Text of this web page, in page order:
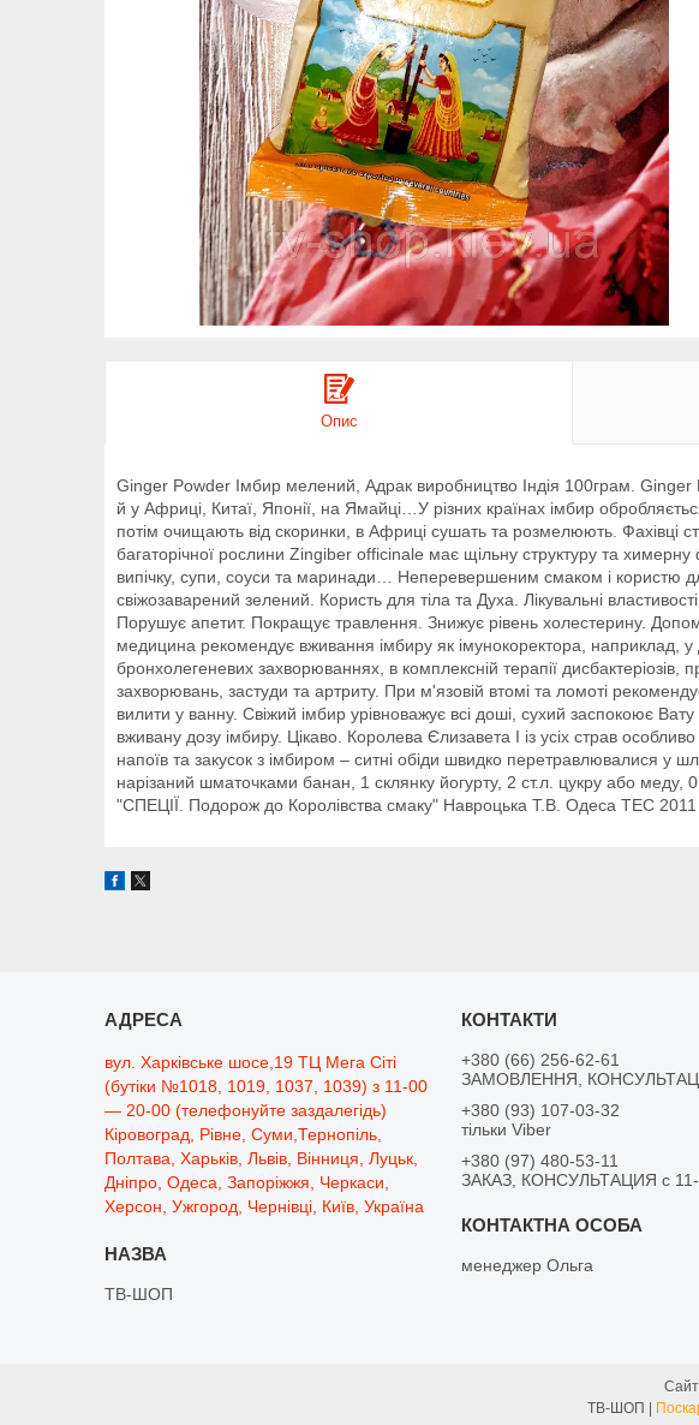
Опис
Ginger Powder Імбир мелений, Адрак виробництво Індія 100грам. Ginger
й у Африці, Китаї, Японії, на Ямайці…У різних країнах імбир
потім очищають від скоринки, в Африці сушать та розмелюють. Фахівці
багаторічної рослини Zingiber officinale має щільну структуру та
випічку, супи, соуси та маринади… Неперевершеним смаком і користю
свіжозаварений зелений. Користь для тіла та Духа. Лікувальні
Порушує апетит. Покращує травлення. Знижує рівень холестерину.
медицина рекомендує вживання імбиру як імунокоректора, наприклад, у
бронхолегеневих захворюваннях, в комплексній терапії дисбактеріозів,
захворювань, застуди та артриту. При м'язовій втомі та ломоті
вилити у ванну. Свіжий імбир урівноважує всі доші, сухий заспокоює
вживану дозу імбиру. Цікаво. Королева Єлизавета I із усіх страв
напоїв та закусок з імбиром – ситні обіди швидко перетравлювалися у
нарізаний шматочками банан, 1 склянку йогурту, 2 ст.л. цукру або меду,
"СПЕЦІЇ. Подорож до Королівства смаку" Навроцька Т.В. Одеса ТЕС 2011
вул. Харківське шосе,19 ТЦ Мега Сіті
(бутіки №1018, 1019, 1037, 1039) з 11-00
— 20-00 (телефонуйте заздалегідь)
Кіровоград, Рівне, Суми,Тернопіль,
Полтава, Харьків, Львів, Вінниця, Луцьк,
Дніпро, Одеса, Запоріжжя, Черкаси,
Херсон, Ужгород, Чернівці, Київ, Україна
ТВ-ШОП
+380 (66) 256-62-61
ЗАМОВЛЕННЯ,
+380 (93) 107-03-32
тільки Viber
+380 (97) 480-53-11
ЗАКАЗ, КОНСУЛЬТАЦИЯ с
менеджер Ольга
Сайт